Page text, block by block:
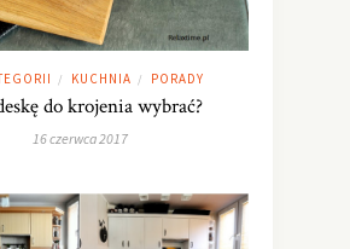
/ KUCHNIA / PORADY
do krojenia wybrać?
16 czerwca 2017